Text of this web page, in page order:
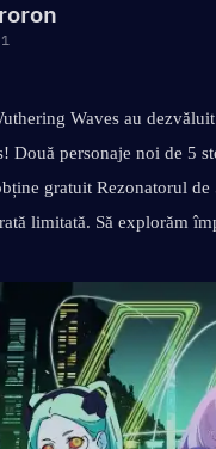
Waves au
Două personaje noi de 5
gratuit Rezonatorul
limitată. Să explorăm